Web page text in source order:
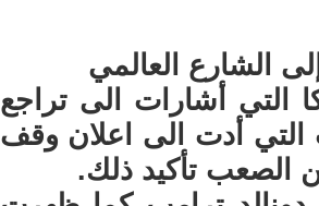
الشارع العالمي
التي أشارات الى تراجع
التي أدت الى اعلان وقف
الصعب تأكيد ذلك.